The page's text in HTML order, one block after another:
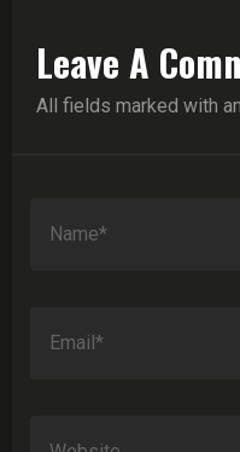
Leave A
All fields marked with